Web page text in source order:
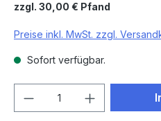
zzgl. 30,00 € Pfand
Preise inkl. MwSt. zzgl.
Sofort verfügbar.
Produkt Anzahl: